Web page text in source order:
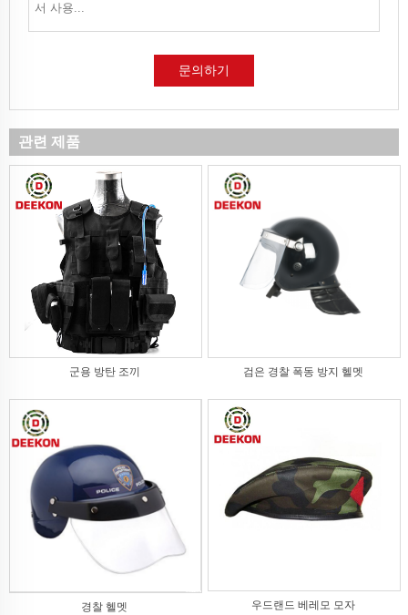
문의하기
관련 제품
군용 방탄 조끼 검은 경찰 폭동 방지 헬멧
경찰 헬멧 우드랜드 베레모 모자